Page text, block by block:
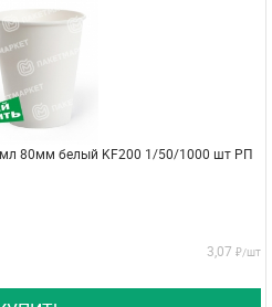
80мм белый KF200 1/50/1000 шт РП
3,07 ₽/шт